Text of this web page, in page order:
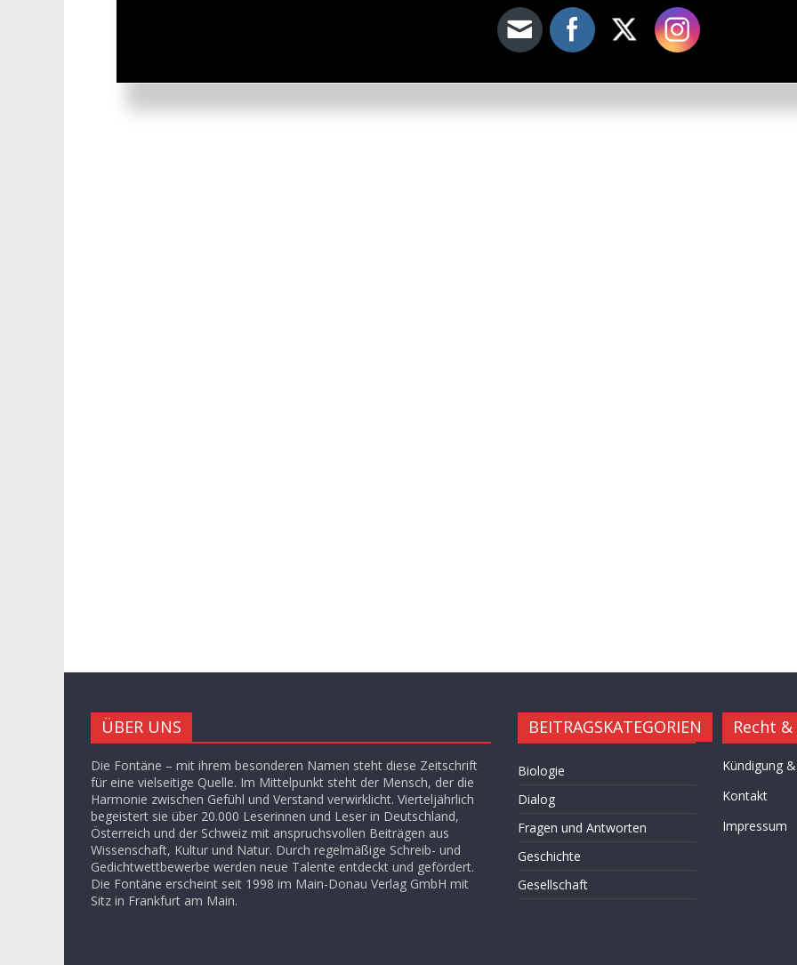
ÜBER UNS
Die Fontäne – mit ihrem besonderen Namen steht diese Zeitschrift
für eine vielseitige Quelle. Im Mittelpunkt steht der Mensch, der die
Harmonie zwischen Gefühl und Verstand verwirklicht. Vierteljährlich
begeistert sie über 20.000 Leserinnen und Leser in Deutschland,
Österreich und der Schweiz mit anspruchsvollen Beiträgen aus
Wissenschaft, Kultur und Natur. Durch regelmäßige Schreib- und
Gedichtwettbewerbe werden neue Talente entdeckt und gefördert.
Die Fontäne erscheint seit 1998 im Main-Donau Verlag GmbH mit
Sitz in Frankfurt am Main.
BEITRAGSKATEGORIEN
Biologie
Dialog
Fragen und Antworten
Geschichte
Gesellschaft
Recht
Kündigung
Kontakt
Impressum